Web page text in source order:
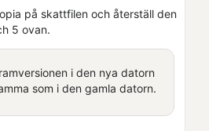
på skattfilen och återställ den
5 ovan.
i den nya datorn
som i den gamla datorn.